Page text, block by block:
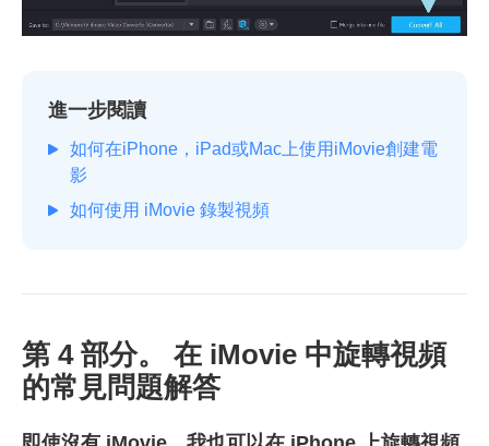
進一步閱讀
如何在iPhone，iPad或Mac上使用iMovie創建電
影
如何使用 iMovie 錄製視頻
第 4 部分。 在 iMovie 中旋轉視頻
的常見問題解答